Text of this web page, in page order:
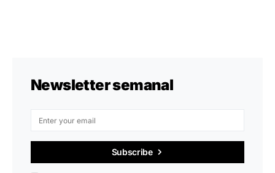
Newsletter semanal
Subscribe